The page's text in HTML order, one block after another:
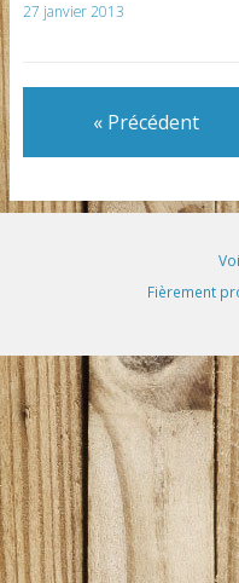
27 janvier 2013
« Précédent
Fièrement